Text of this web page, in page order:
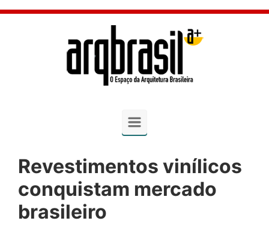
Skip to main content
Revestimentos vinílicos
conquistam mercado
brasileiro